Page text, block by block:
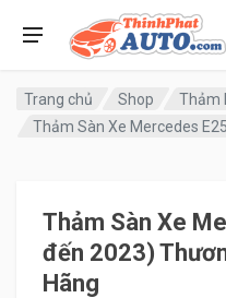
Trang chủ Shop
Thảm
Thảm Sàn Xe
đến 2023)
Hãng